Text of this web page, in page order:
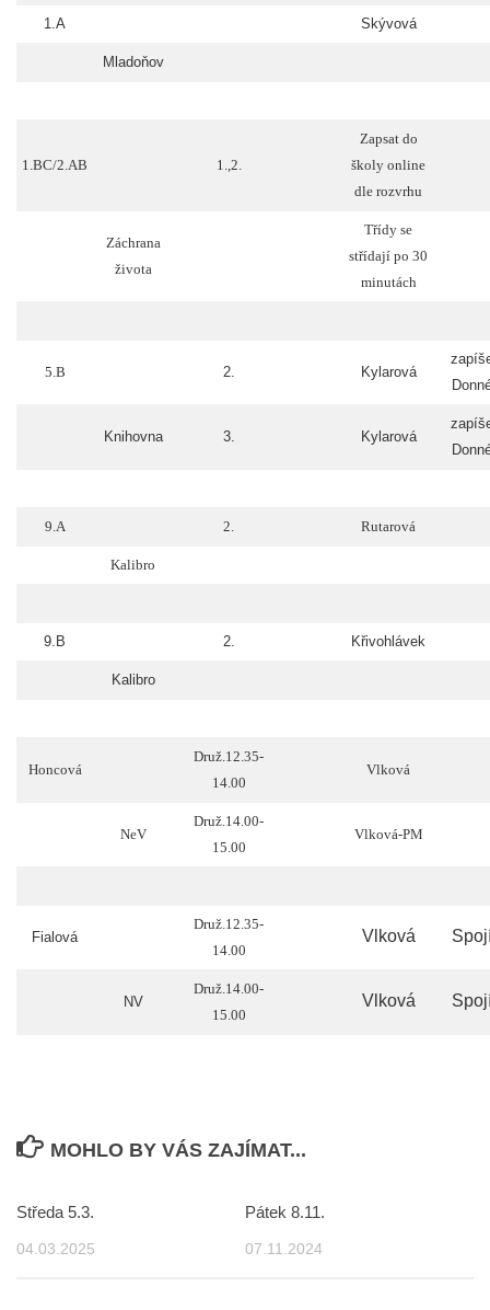
1.A Skývová
Mladoňov
1.BC/2.AB 1.,2.
Zapsat do
školy online
dle rozvrhu
Záchrana
života
Třídy se
střídají po 30
minutách
5.B 2. Kylarová
Knihovna 3. Kylarová
9.A 2. Rutarová
Kalibro
9.B 2. Křivohlávek
Kalibro
Honcová
Druž.12.35-
14.00
Vlková
NeV
Druž.14.00-
15.00
Vlková-PM
Fialová
Druž.12.35-
14.00
Vlková
NV
Druž.14.00-
15.00
Vlková
MOHLO BY VÁS ZAJÍMAT...
Středa 5.3.
04.03.2025
Pátek 8.11.
07.11.2024